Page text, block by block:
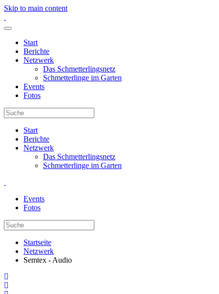
Skip to main content
Start
Berichte
Netzwerk
Das Schmetterlingsnetz
Schmetterlinge im Garten
Events
Fotos
Start
Berichte
Netzwerk
Das Schmetterlingsnetz
Schmetterlinge im Garten
Events
Fotos
Startseite
Netzwerk
Semtex - Audio